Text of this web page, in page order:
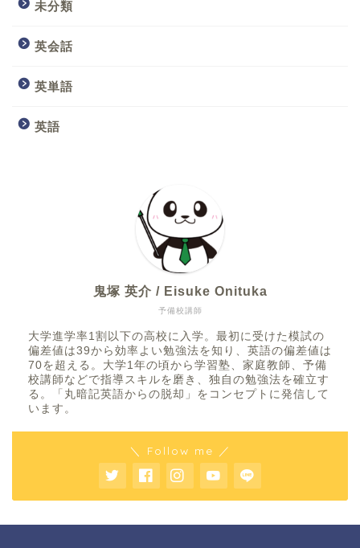
未分類
英会話
英単語
英語
予備校講師
鬼塚 英介 / Eisuke Onituka
大学進学率1割以下の高校に入学。最初に受けた模試の
偏差値は39から効率よい勉強法を知り、英語の偏差値は
70を超える。大学1年の頃から学習塾、家庭教師、予備
校講師などで指導スキルを磨き、独自の勉強法を確立す
る。「丸暗記英語からの脱却」をコンセプトに発信して
います。
＼ Follow me ／